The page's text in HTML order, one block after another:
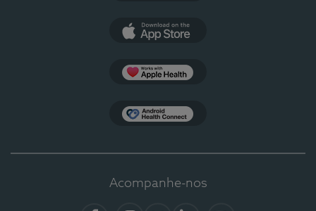
Acompanhe-nos